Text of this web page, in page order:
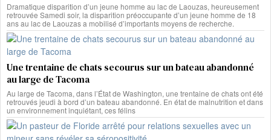
Dramatique disparition d’un jeune homme au lac de Laouzas, heureusement
retrouvée Samedi soir, la disparition préoccupante d’un jeune homme de 18
ans au lac de Laouzas a mobilisé d’importants moyens de recherche.
Une trentaine de chats secourus sur un bateau abandonné
au large de Tacoma
Au large de Tacoma, dans l’État de Washington, une trentaine de chats ont été
retrouvés jeudi à bord d’un bateau abandonné. En état de malnutrition et dans
un environnement inquiétant, ces félins